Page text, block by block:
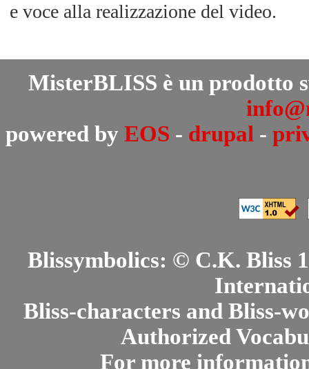
e voce alla realizzazione del video.
MisterBLISS è un prodotto
powered by EOS - drupal -
Blissymbolics: © C.K. Bliss
Bliss-characters and Bliss-
Authorized
For more